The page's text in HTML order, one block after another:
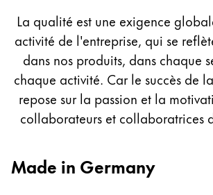
Pour Android
Peinture et Dessiner
Aquarelle
Crayons de couleur
Black Magic Edition
La qualité est une exigence
activité de l'entreprise, qui se
dans nos produits, dans chaque
chaque activité. Car le succès de
repose sur la passion et la
collaborateurs et collaboratrices
Made in Germany